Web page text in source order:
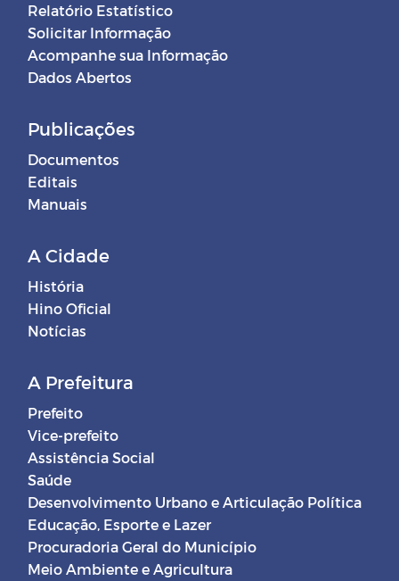
Relatório Estatístico
Solicitar Informação
Acompanhe sua Informação
Dados Abertos
Publicações
Documentos
Editais
Manuais
A Cidade
História
Hino Oficial
Notícias
A Prefeitura
Prefeito
Vice-prefeito
Assistência Social
Saúde
Desenvolvimento Urbano e Articulação Política
Educação, Esporte e Lazer
Procuradoria Geral do Município
Meio Ambiente e Agricultura